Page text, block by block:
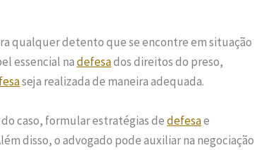
qualquer detento que se encontre em situação
essencial nadefesados direitos do preso,
seja realizada de maneira adequada.
caso, formular estratégias dedefesae
disso, o advogado pode auxiliar na negociação